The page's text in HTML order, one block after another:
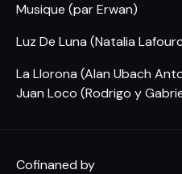
Musique (par Erwan)
Luz De Luna (Natalia
La Llorona (Alan Ubach
Juan Loco (Rodrigo y
Cofinaned by